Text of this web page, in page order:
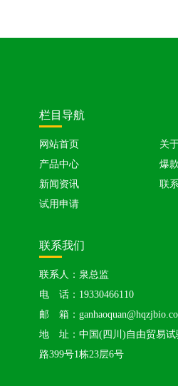
栏目导航
网站首页
关
产品中心
爆
新闻资讯
联
试用申请
联系我们
联系人：泉总监
电 话：19330466110
邮 箱：
地 址：中国(四川)自由贸易试
路399号1栋23层6号